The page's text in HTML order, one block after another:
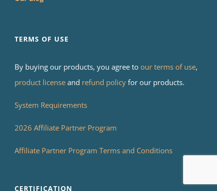
TERMS OF USE
By buying our products, you agree to our terms of use,
product license and refund policy for our products.
System Requirements
2026 Affiliate Partner Program
Affiliate Partner Program Terms and Conditions
CERTIFICATION